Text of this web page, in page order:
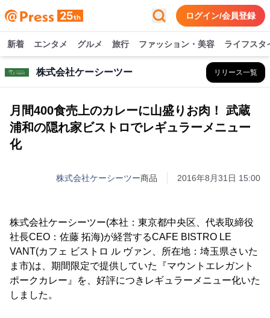
ログイン/会員登録
新着 エンタメ グルメ 旅行 ファッション・美容 ライフスタ
株式会社ケーシーツー リリース一覧
月間400食売上のカレーに山盛りお肉！ 武蔵
浦和の隠れ家ビストロでレギュラーメニュー
化
株式会社ケーシーツー商品 2016年8月31日 15:00
株式会社ケーシーツー(本社：東京都中央区、代表取締役
社長CEO：佐藤 拓海)が経営するCAFE BISTRO LE
VANT(カフェ ビストロ ル ヴァン、所在地：埼玉県さいた
ま市)は、期間限定で提供していた『マウントエレガント
ポークカレー』を、好評につきレギュラーメニュー化いた
しました。